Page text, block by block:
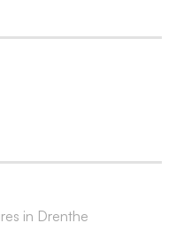
risico's en
en externe
met inzet van een
in Drenthe